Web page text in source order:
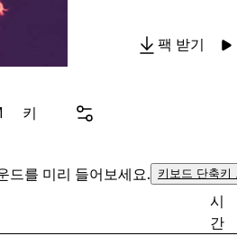
fundamental
Soulful, R&B, Smooth,
Authentic Sound Type
professional-grade
seek fresh and unique
next hit. DJs and
and engaging mixes. Sample Pack Includes: 74
팩 받기
키
드를 미리 들어보세요. 키보드 단축키
시
간